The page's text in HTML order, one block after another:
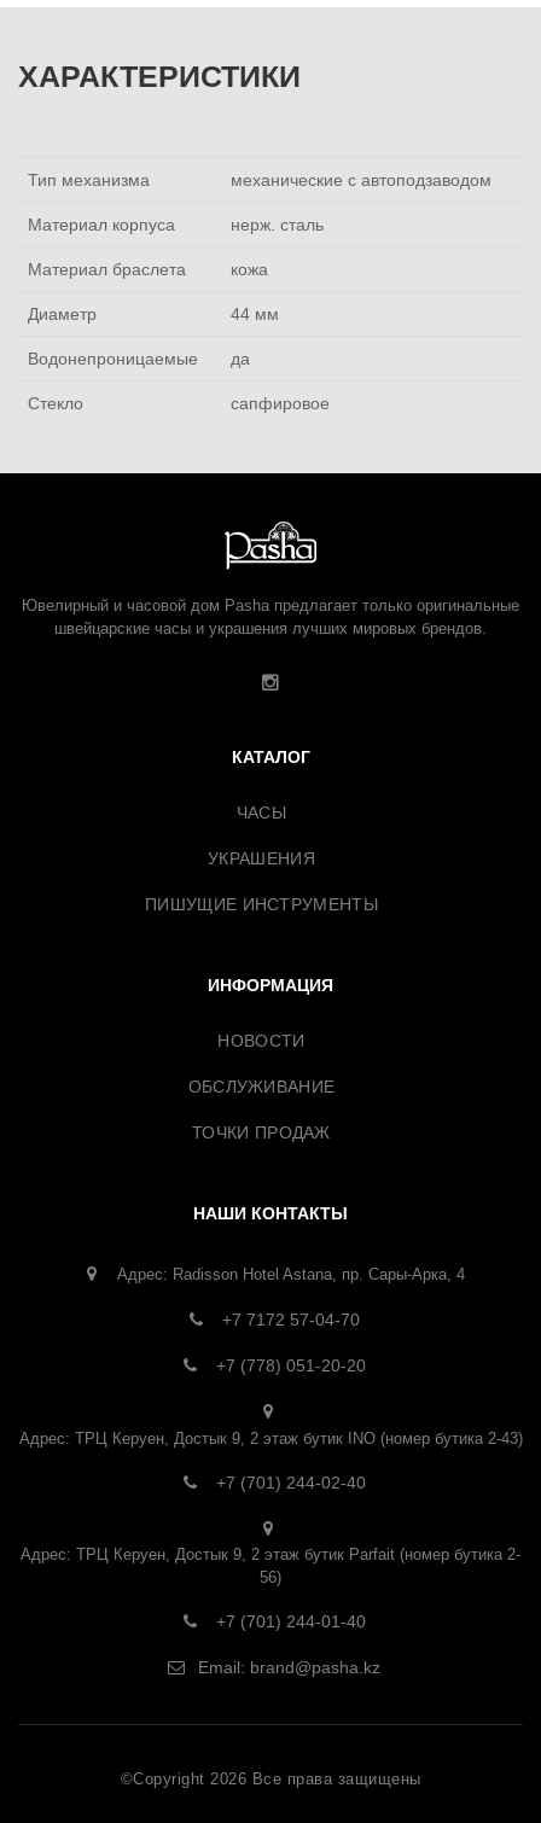
ХАРАКТЕРИСТИКИ
Тип механизма механические с автоподзаводом
Материал корпуса нерж. сталь
Материал браслета кожа
Диаметр 44 мм
Водонепроницаемые да
Стекло сапфировое
Ювелирный и часовой дом Pasha предлагает только оригинальные
швейцарские часы и украшения лучших мировых брендов.
КАТАЛОГ
ЧАСЫ
УКРАШЕНИЯ
ПИШУЩИЕ ИНСТРУМЕНТЫ
ИНФОРМАЦИЯ
НОВОСТИ
ОБСЛУЖИВАНИЕ
ТОЧКИ ПРОДАЖ
НАШИ КОНТАКТЫ
Адрес: Radisson Hotel Astana, пр. Сары-Арка, 4
+7 7172 57-04-70
+7 (778) 051-20-20
Адрес: ТРЦ Керуен, Достык 9, 2 этаж бутик INO (номер бутика 2-43)
+7 (701) 244-02-40
Адрес: ТРЦ Керуен, Достык 9, 2 этаж бутик Parfait (номер бутика 2-
56)
+7 (701) 244-01-40
Email: brand@pasha.kz
©Copyright 2026 Все права защищены